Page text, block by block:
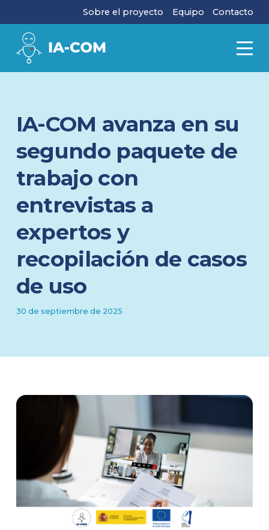
Sobre el proyecto Equipo Contacto
IA-COM avanza en su
segundo paquete de
trabajo con
entrevistas a
expertos y
recopilación de casos
de uso
30 de septiembre de 2025